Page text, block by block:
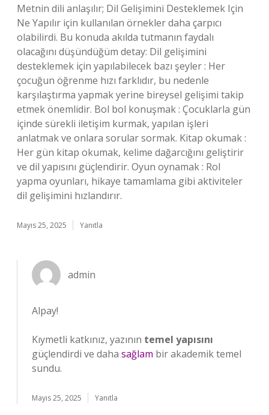
Metnin dili anlaşılır; Dil Gelişimini Desteklemek Için
Ne Yapılır için kullanılan örnekler daha çarpıcı
olabilirdi. Bu konuda akılda tutmanın faydalı
olacağını düşündüğüm detay: Dil gelişimini
desteklemek için yapılabilecek bazı şeyler : Her
çocuğun öğrenme hızı farklıdır, bu nedenle
karşılaştırma yapmak yerine bireysel gelişimi takip
etmek önemlidir. Bol bol konuşmak : Çocuklarla gün
içinde sürekli iletişim kurmak, yapılan işleri
anlatmak ve onlara sorular sormak. Kitap okumak :
Her gün kitap okumak, kelime dağarcığını geliştirir
ve dil yapısını güçlendirir. Oyun oynamak : Rol
yapma oyunları, hikaye tamamlama gibi aktiviteler
dil gelişimini hızlandırır.
Mayıs 25, 2025 Yanıtla
admin
Alpay!
Kıymetli katkınız, yazının temel yapısını
güçlendirdi ve daha sağlam bir akademik temel
sundu.
Mayıs 25, 2025 Yanıtla